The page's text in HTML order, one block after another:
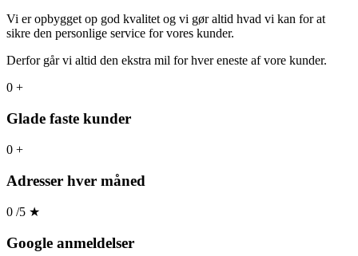
Vi er opbygget op god kvalitet og vi gør altid hvad vi kan for at
sikre den personlige service for vores kunder.
Derfor går vi altid den ekstra mil for hver eneste af vore kunder.
0 +
Glade faste kunder
0 +
Adresser hver måned
0 /5 ★
Google anmeldelser